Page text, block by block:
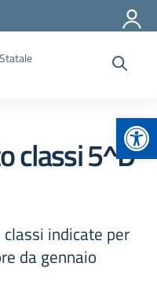
classi 5^D
indicate per
da gennaio